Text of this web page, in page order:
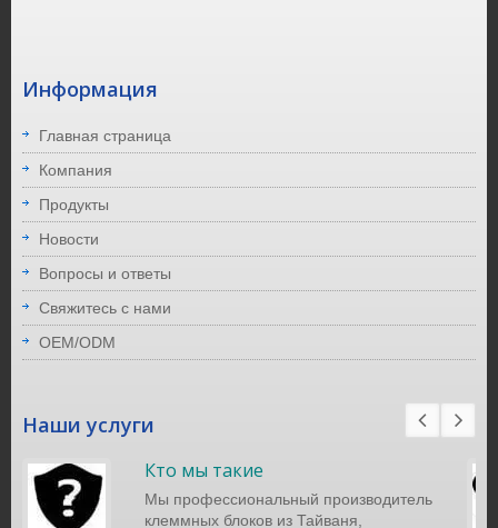
Информация
Главная страница
Компания
Продукты
Новости
Вопросы и ответы
Свяжитесь с нами
OEM/ODM
Наши услуги
Кто мы такие
Мы профессиональный производитель
клеммных блоков из Тайваня,